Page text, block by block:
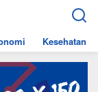
Kesehatan